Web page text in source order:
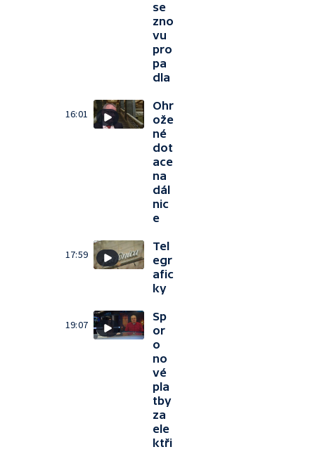
se
zno
vu
pro
pa
dla
16:01
Ohr
ože
né
dot
ace
na
dál
nic
e
17:59
Tel
egr
afic
ky
19:07
Sp
or
o
no
vé
pla
tby
za
ele
ktři